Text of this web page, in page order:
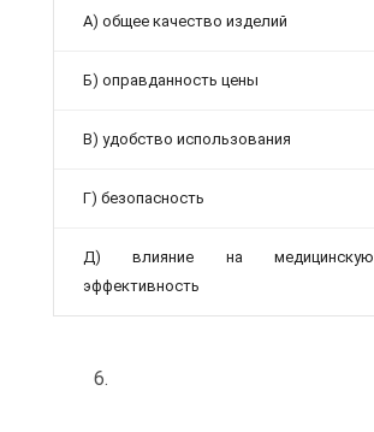
А) общее качество изделий
Б) оправданность цены
В) удобство использования
Г) безопасность
Д) влияние на медицинскую
эффективность
6.